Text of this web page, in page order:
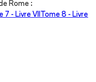
Rome :
7 - Livre VII Tome 8 - Livre